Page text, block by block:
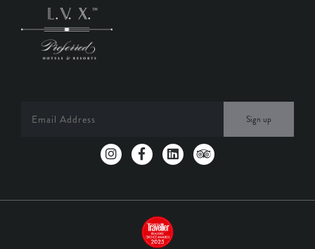
Sign up